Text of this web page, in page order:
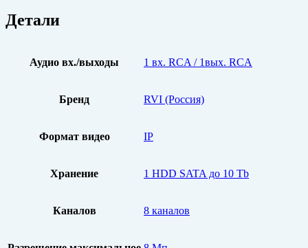
Детали
Аудио вх./выходы 1 вх. RCA / 1вых. RCA
Бренд RVI (Россия)
Формат видео IP
Хранение 1 HDD SATA до 10 Tb
Каналов 8 каналов